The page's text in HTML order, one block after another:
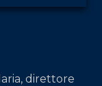
direttore